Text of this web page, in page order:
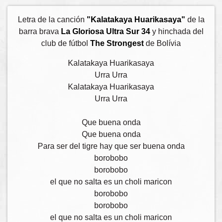
Letra de la canción "Kalatakaya Huarikasaya" de la
barra brava La Gloriosa Ultra Sur 34y hinchada del
club de fútbol The Strongest de Bolívia
Kalatakaya Huarikasaya
Urra Urra
Kalatakaya Huarikasaya
Urra Urra
Que buena onda
Que buena onda
Para ser del tigre hay que ser buena onda
borobobo
borobobo
el que no salta es un choli maricon
borobobo
borobobo
el que no salta es un choli maricon